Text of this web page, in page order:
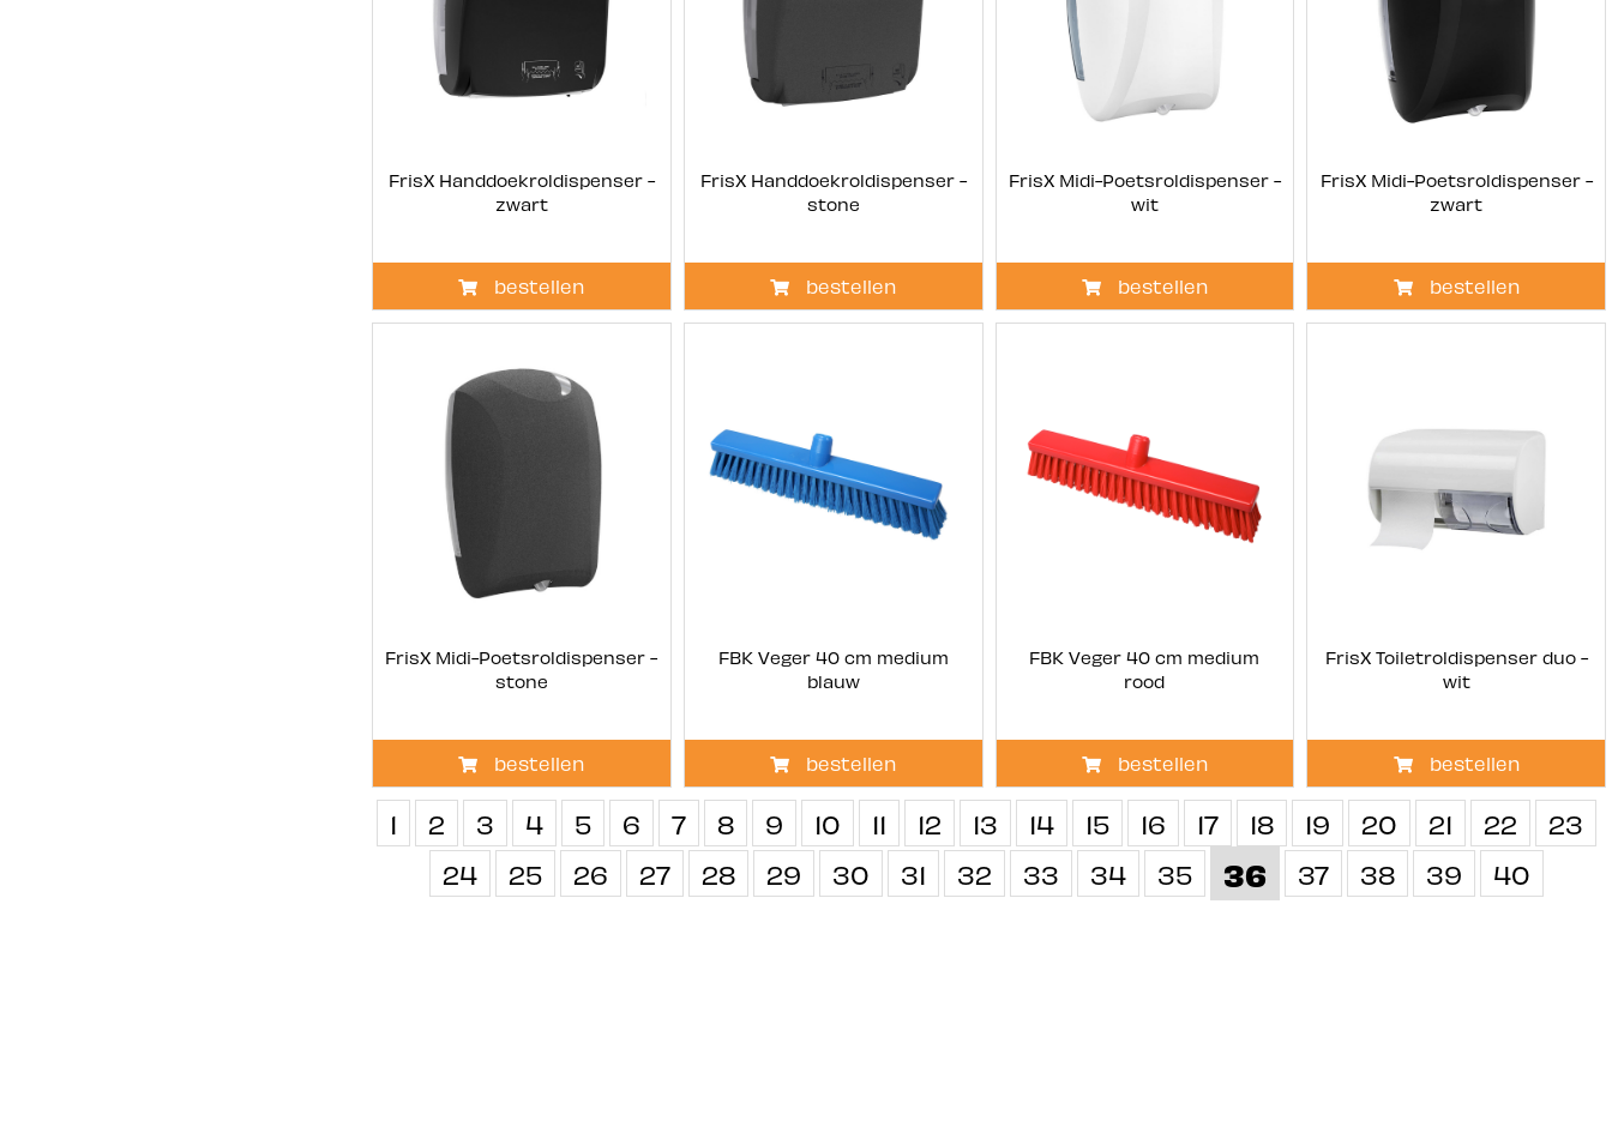
FrisX Handdoekroldispenser -
zwart
bestellen
FrisX Handdoekroldispenser -
stone
bestellen
FrisX Midi-Poetsroldispenser -
wit
bestellen
FrisX Midi-Poetsroldispenser -
zwart
bestellen
FrisX Midi-Poetsroldispenser -
stone
bestellen
FBK Veger 40 cm medium
blauw
bestellen
FBK Veger 40 cm medium
rood
bestellen
FrisX Toiletroldispenser duo -
wit
bestellen
1 2 3 4 5 6 7 8 9 10 11 12 13 14 15 16 17 18 19 20 21 22
23
24
25 26 27 28 29 30 31 32 33 34 35 36 37 38 39 40